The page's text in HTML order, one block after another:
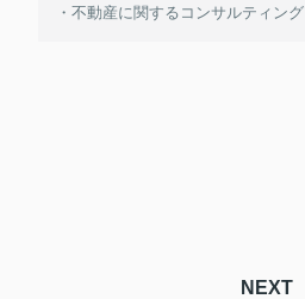
・不動産に関するコンサルティング
NEXT